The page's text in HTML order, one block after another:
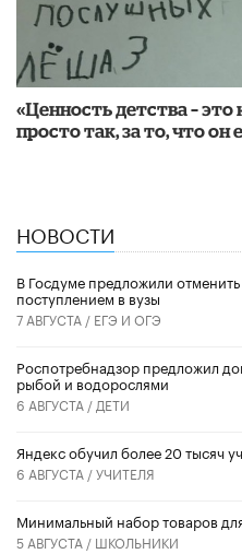
«Ценность детства –
просто так, за то, что он
НОВОСТИ
В Госдуме предложили
поступлением в вузы
7 АВГУСТА / ЕГЭ И ОГЭ
Роспотребнадзор предложил
рыбой и водорослями
6 АВГУСТА / ДЕТИ
​Яндекс обучил более 20 тысяч
6 АВГУСТА /УЧИТЕЛЯ
Минимальный набор товаров
5 АВГУСТА / ШКОЛЬНИКИ